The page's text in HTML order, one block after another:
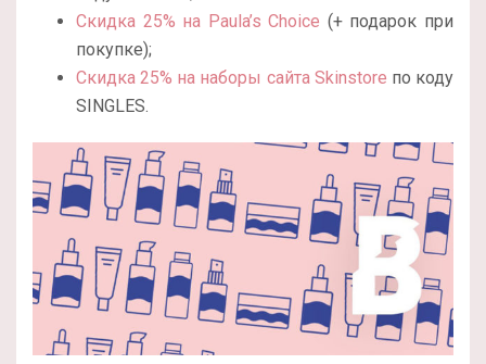
Скидка 25% на Paula’s Choice (+ подарок при
покупке);
Скидка 25% на наборы сайта Skinstore по коду
SINGLES.